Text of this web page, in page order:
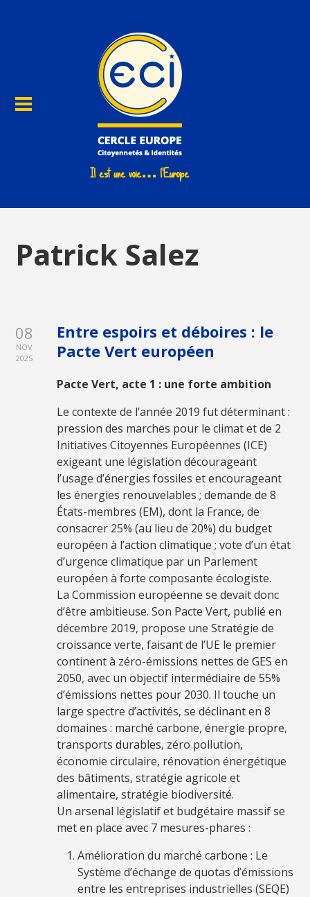
Patrick Salez
08
NOV
2025
Entre espoirs et déboires : le
Pacte Vert européen
Pacte Vert, acte 1 : une forte ambition
Le contexte de l’année 2019 fut déterminant :
pression des marches pour le climat et de 2
Initiatives Citoyennes Européennes (ICE)
exigeant une législation décourageant
l’usage d’énergies fossiles et encourageant
les énergies renouvelables ; demande de 8
États-membres (EM), dont la France, de
consacrer 25% (au lieu de 20%) du budget
européen à l’action climatique ; vote d’un état
d’urgence climatique par un Parlement
européen à forte composante écologiste.
La Commission européenne se devait donc
d’être ambitieuse. Son Pacte Vert, publié en
décembre 2019, propose une Stratégie de
croissance verte, faisant de l’UE le premier
continent à zéro-émissions nettes de GES en
2050, avec un objectif intermédiaire de 55%
d’émissions nettes pour 2030. Il touche un
large spectre d’activités, se déclinant en 8
domaines : marché carbone, énergie propre,
transports durables, zéro pollution,
économie circulaire, rénovation énergétique
des bâtiments, stratégie agricole et
alimentaire, stratégie biodiversité.
Un arsenal législatif et budgétaire massif se
met en place avec 7 mesures-phares :
Amélioration du marché carbone : Le
Système d’échange de quotas d’émissions
entre les entreprises industrielles (SEQE)